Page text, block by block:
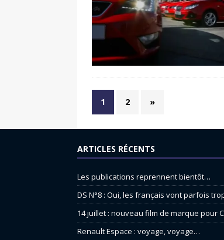
1 2 »
ARTICLES RÉCENTS
Les publications reprennent bientôt…
DS N°8 : Oui, les français vont parfois
14 juillet : nouveau film de marque pour
Renault Espace : voyage, voyage…